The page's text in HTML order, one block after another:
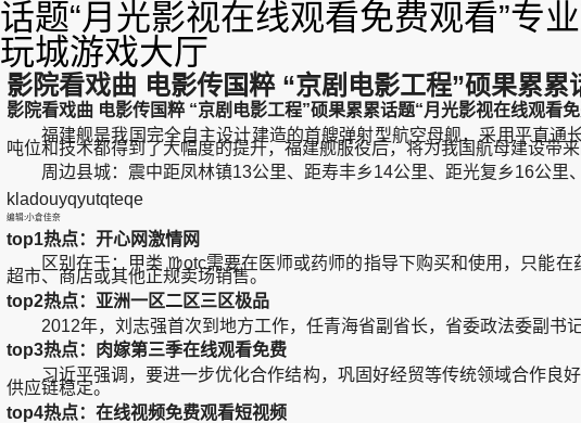
话题“月光影视在线观看免费观看”专
玩城游戏大厅
影院看戏曲 电影传国粹 “京剧电影工程”硕果累
影院看戏曲 电影传国粹 “京剧电影工程”硕果累累话题“月光影视在线观看
福建舰是我国完全自主设计建造的首艘弹射型航空母舰，采用平直通
吨位和技术都得到了大幅度的提升，福建舰服役后，将为我国航母建设带
周边县城：震中距凤林镇13公里、距寿丰乡14公里、距光复乡16公里、
kladouyqyutqteqe
编辑:小倉佳奈
top1热点：开心网激情网
区别在于：甲类 ♍otc需要在医师或药师的指导下购买和使用，只能在
超市、商店或其他正规卖场销售。
top2热点：亚洲一区二区三区极品
2012年，刘志强首次到地方工作，任青海省副省长，省委政法委副书记
top3热点：肉嫁第三季在线观看免费
习近平强调，要进一步优化合作结构，巩固好经贸等传统领域合作良好
供应链稳定。
top4热点：在线视频免费观看短视频